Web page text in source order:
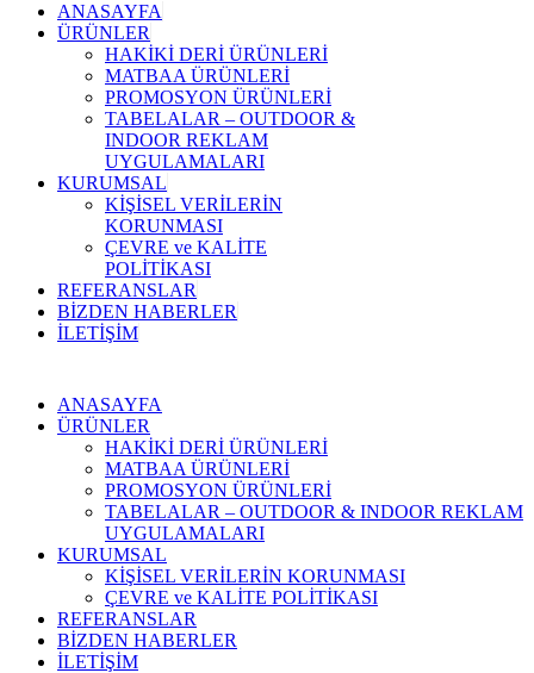
ANASAYFA
ÜRÜNLER
HAKİKİ DERİ ÜRÜNLERİ
MATBAA ÜRÜNLERİ
PROMOSYON ÜRÜNLERİ
TABELALAR – OUTDOOR &
INDOOR REKLAM
UYGULAMALARI
KURUMSAL
KİŞİSEL VERİLERİN
KORUNMASI
ÇEVRE ve KALİTE
POLİTİKASI
REFERANSLAR
BİZDEN HABERLER
İLETİŞİM
ANASAYFA
ÜRÜNLER
HAKİKİ DERİ ÜRÜNLERİ
MATBAA ÜRÜNLERİ
PROMOSYON ÜRÜNLERİ
TABELALAR – OUTDOOR & INDOOR REKLAM
UYGULAMALARI
KURUMSAL
KİŞİSEL VERİLERİN KORUNMASI
ÇEVRE ve KALİTE POLİTİKASI
REFERANSLAR
BİZDEN HABERLER
İLETİŞİM